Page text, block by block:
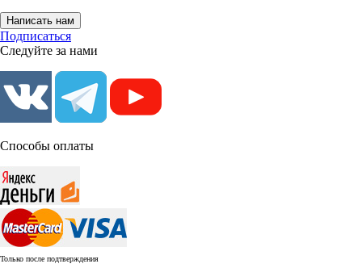
Написать нам
Подписаться
Следуйте за нами
Способы оплаты
Только после подтверждения